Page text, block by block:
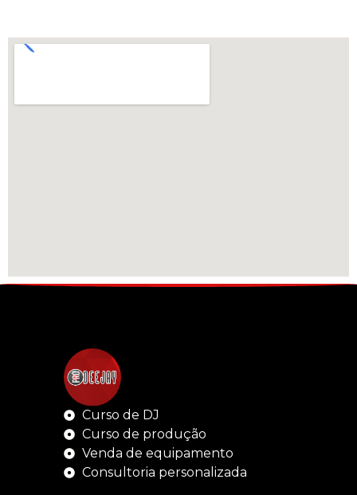
Curso de DJ
Curso de produção
Venda de equipamento
Consultoria personalizada